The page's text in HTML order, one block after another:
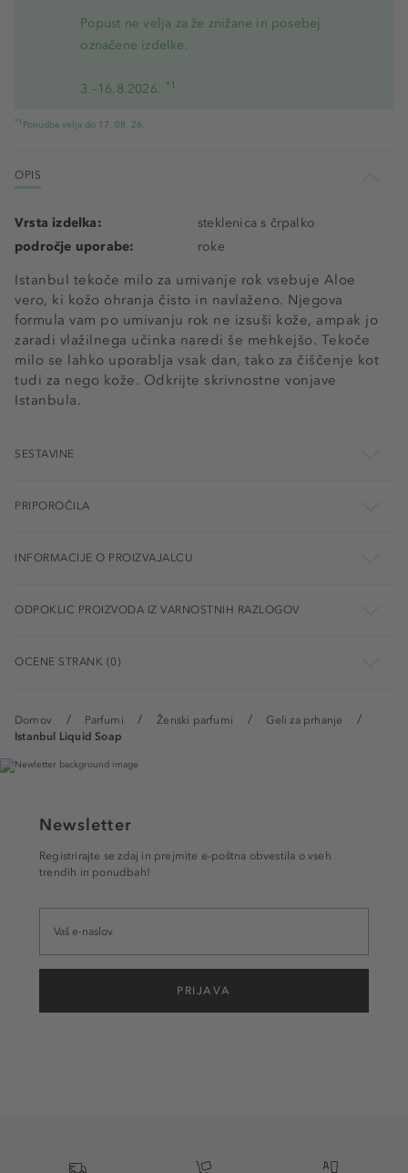
Domov Parfumi Ženski parfumi
Geli za prhanje
Istanbul Liquid Soap
Popust ne velja za že znižane in posebej
označene izdelke.
3.–16.8.2026. *1
*1 Ponudba velja do 17. 08. 26.
OPIS
Istanbul tekoče milo za umivanje rok vsebuje Aloe
vero, ki kožo ohranja čisto in navlaženo. Njegova
formula vam po umivanju rok ne izsuši kože, ampak jo
zaradi vlažilnega učinka naredi še mehkejšo. Tekoče
milo se lahko uporablja vsak dan, tako za čiščenje kot
tudi za nego kože. Odkrijte skrivnostne vonjave
Istanbula.
Vrsta izdelka:
steklenica s črpalko
področje uporabe:
roke
SESTAVINE
PRIPOROČILA
INFORMACIJE O PROIZVAJALCU
ODPOKLIC PROIZVODA IZ VARNOSTNIH RAZLOGOV
OCENE STRANK (0)
Newsletter
Registrirajte se zdaj in prejmite e-poštna obvestila o vseh
trendih in ponudbah!
PRIJAVA